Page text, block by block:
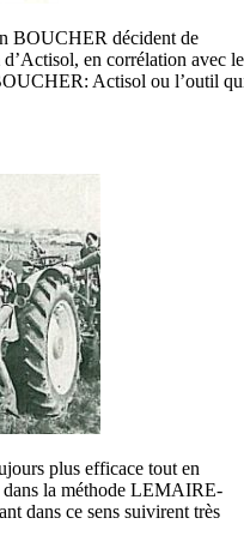
BOUCHER décident de
en corrélation avec
Actisol ou l’outil
plus efficace tout en
dans la méthode LEMAIRE-
dans ce sens suivirent très